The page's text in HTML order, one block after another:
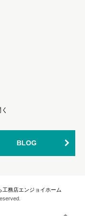
BLOG
務店エンジョイホーム